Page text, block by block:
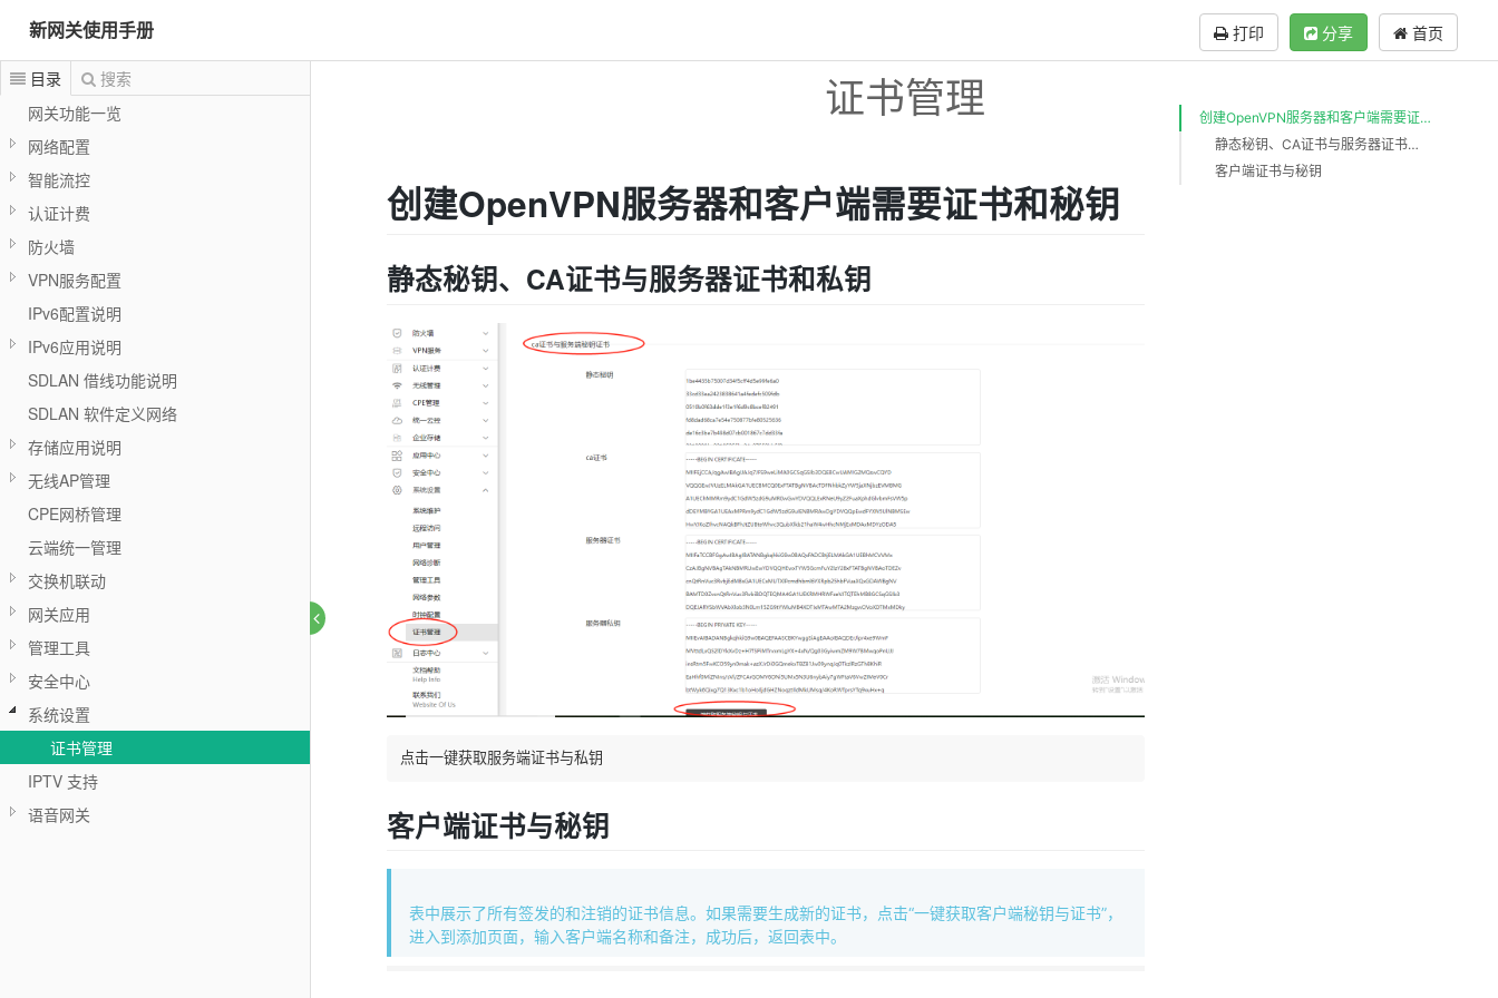
新网关使用手册 打印 首页
分享
目录
搜索
网关功能一览
网络配置
智能流控
认证计费
防火墙
VPN服务配置
IPv6配置说明
IPv6应用说明
SDLAN 借线功能说明
SDLAN 软件定义网络
存储应用说明
无线AP管理
CPE网桥管理
云端统一管理
交换机联动
网关应用
管理工具
安全中心
系统设置
证书管理
IPTV 支持
语音网关
证书管理
创建OpenVPN服务器和客户端需要证书和秘钥
静态秘钥、CA证书与服务器证书和私钥
客户端证书与秘钥
创建OpenVPN服务器和客户端需要证书和秘钥
静态秘钥、CA证书与服务器证书和私钥
点击一键获取服务端证书与私钥
客户端证书与秘钥
表中展示了所有签发的和注销的证书信息。如果需要生成新的证书，点击“一键获取客户端秘钥与证书”，
进入到添加页面，输入客户端名称和备注，成功后，返回表中。